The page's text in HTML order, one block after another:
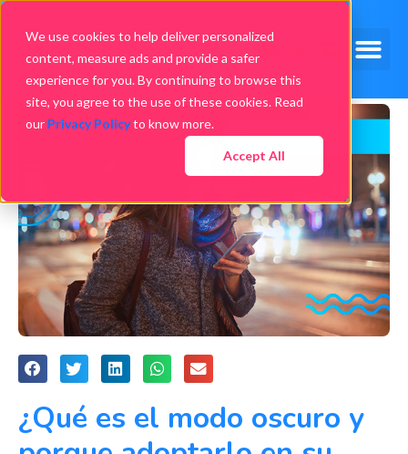
We use cookies to help deliver personalized
content, measure ads and provide a safer
experience for you. By continuing to browse this
site, you agree to the use of these cookies. Read
our Privacy Policyto know more.
Accept All
¿Qué es el modo oscuro y